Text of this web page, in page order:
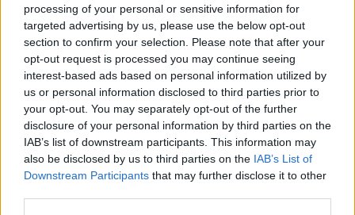
processing of your personal or sensitive information for
targeted advertising by us, please use the below opt-out
section to confirm your selection. Please note that after your
opt-out request is processed you may continue seeing
interest-based ads based on personal information utilized by
us or personal information disclosed to third parties prior to
your opt-out. You may separately opt-out of the further
disclosure of your personal information by third parties on the
IAB’s list of downstream participants. This information may
also be disclosed by us to third parties on the IAB’s List of
Downstream Participants that may further disclose it to other
Laidos Politikos chirurgija
01:08:35
„Vilniaus GreenTech forum“: kokie tikslai turėtų vienyti
Lietuvą žengiant žaliosios ekonomikos transformacijos
keliu?
Žinios Lietuvos diena
„Vilniaus GreenTech forum“: kokių grėsmių Lietuvai kelia